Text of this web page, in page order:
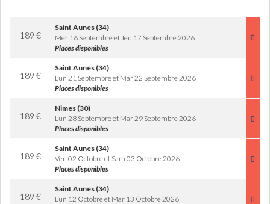
189 €
Saint Aunes (34)
Mer 16 Septembre et Jeu 17 Septembre 2026
Places disponibles
189 €
Saint Aunes (34)
Lun 21 Septembre et Mar 22 Septembre 2026
Places disponibles
189 €
Nimes (30)
Lun 28 Septembre et Mar 29 Septembre 2026
Places disponibles
189 €
Saint Aunes (34)
Ven 02 Octobre et Sam 03 Octobre 2026
Places disponibles
189 €
Saint Aunes (34)
Lun 12 Octobre et Mar 13 Octobre 2026